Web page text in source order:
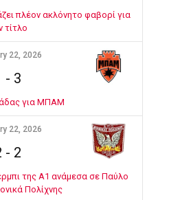
πλέον ακλόνητο φαβορί για
τίτλο
22, 2026
- 3
για ΜΠΑΜ
22, 2026
- 2
της Α1 ανάμεσα σε Παύλο
Πολίχνης